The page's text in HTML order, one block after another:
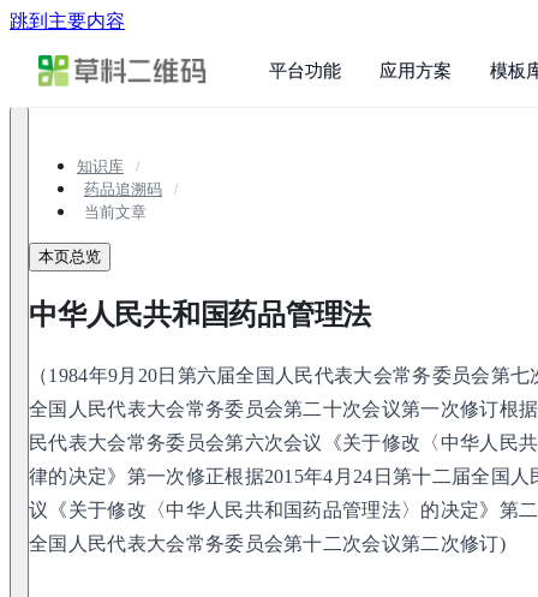
跳到主要内容
平台功能 应用方案 模板
知识库
药品追溯码
当前文章
本页总览
中华人民共和国药品管理法
（1984年9月20日第六届全国人民代表大会常务委员会第
全国人民代表大会常务委员会第二十次会议第一次修订根
民代表大会常务委员会第六次会议《关于修改〈中华人民
律的决定》第一次修正根据2015年4月24日第十二届全国
议《关于修改〈中华人民共和国药品管理法〉的决定》第
全国人民代表大会常务委员会第十二次会议第二次修订)